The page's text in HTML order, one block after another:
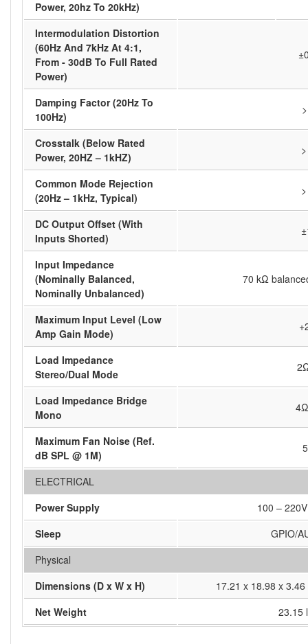
Power, 20hz To 20kHz)
Intermodulation Distortion
(60Hz And 7kHz At 4:1,
From - 30dB To Full Rated
Power)
Damping Factor (20Hz To
100Hz)
Crosstalk (Below Rated
Power, 20HZ – 1kHZ)
Common Mode Rejection
(20Hz – 1kHz, Typical)
DC Output Offset (With
Inputs Shorted)
Input Impedance
(Nominally Balanced,
Nominally Unbalanced)
70 kΩ
Maximum Input Level (Low
Amp Gain Mode)
Load Impedance
Stereo/Dual Mode
Load Impedance Bridge
Mono
Maximum Fan Noise (Ref.
dB SPL @ 1M)
ELECTRICAL
Power Supply
100 –
Sleep
GPIO/
Physical
Dimensions (D x W x H)
17.21 x 18.98 x
Net Weight
23.15